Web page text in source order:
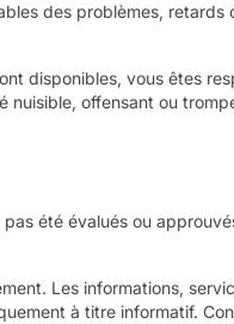
des problèmes,
disponibles, vous êtes
nuisible, offensant ou
été évalués ou
Les informations,
à titre informatif.